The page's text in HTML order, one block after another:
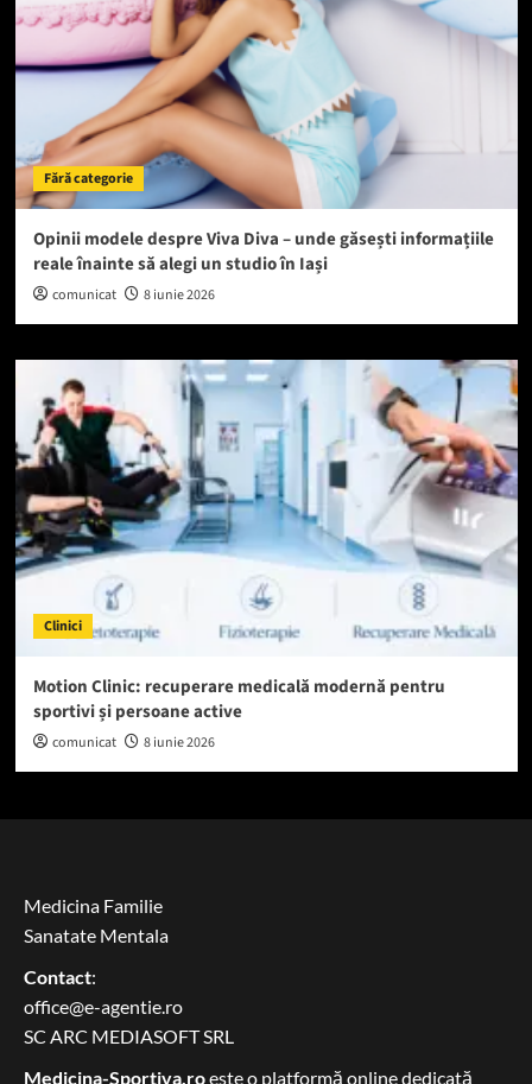
Fără categorie
Opinii modele despre Viva Diva – unde găsești informațiile
reale înainte să alegi un studio în Iași
comunicat 8 iunie 2026
Clinici
Motion Clinic: recuperare medicală modernă pentru
sportivi și persoane active
comunicat 8 iunie 2026
Medicina Familie
Sanatate Mentala
Contact:
office@e-agentie.ro
SC ARC MEDIASOFT SRL
Medicina-Sportiva.roeste o platformă online dedicată